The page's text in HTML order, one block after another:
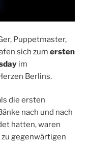
Puppetmaster,
sich zum ersten
im
Berlins.
die ersten
nach und nach
hatten, waren
gegenwärtigen